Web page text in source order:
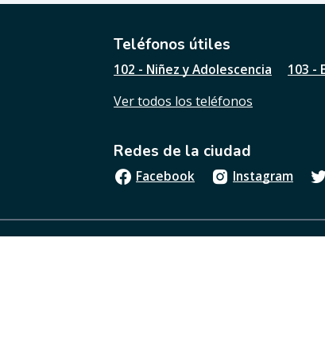
t
l
s
a
g
i
n
?
Teléfonos útiles
102 - Niñez y Adolescencia 103 -
Ver todos los teléfonos
Redes de la ciudad
Facebook Instagram